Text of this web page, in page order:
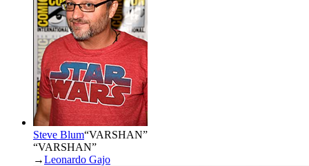
Steve Blum“VARSHAN”
“VARSHAN”
→Leonardo Gajo